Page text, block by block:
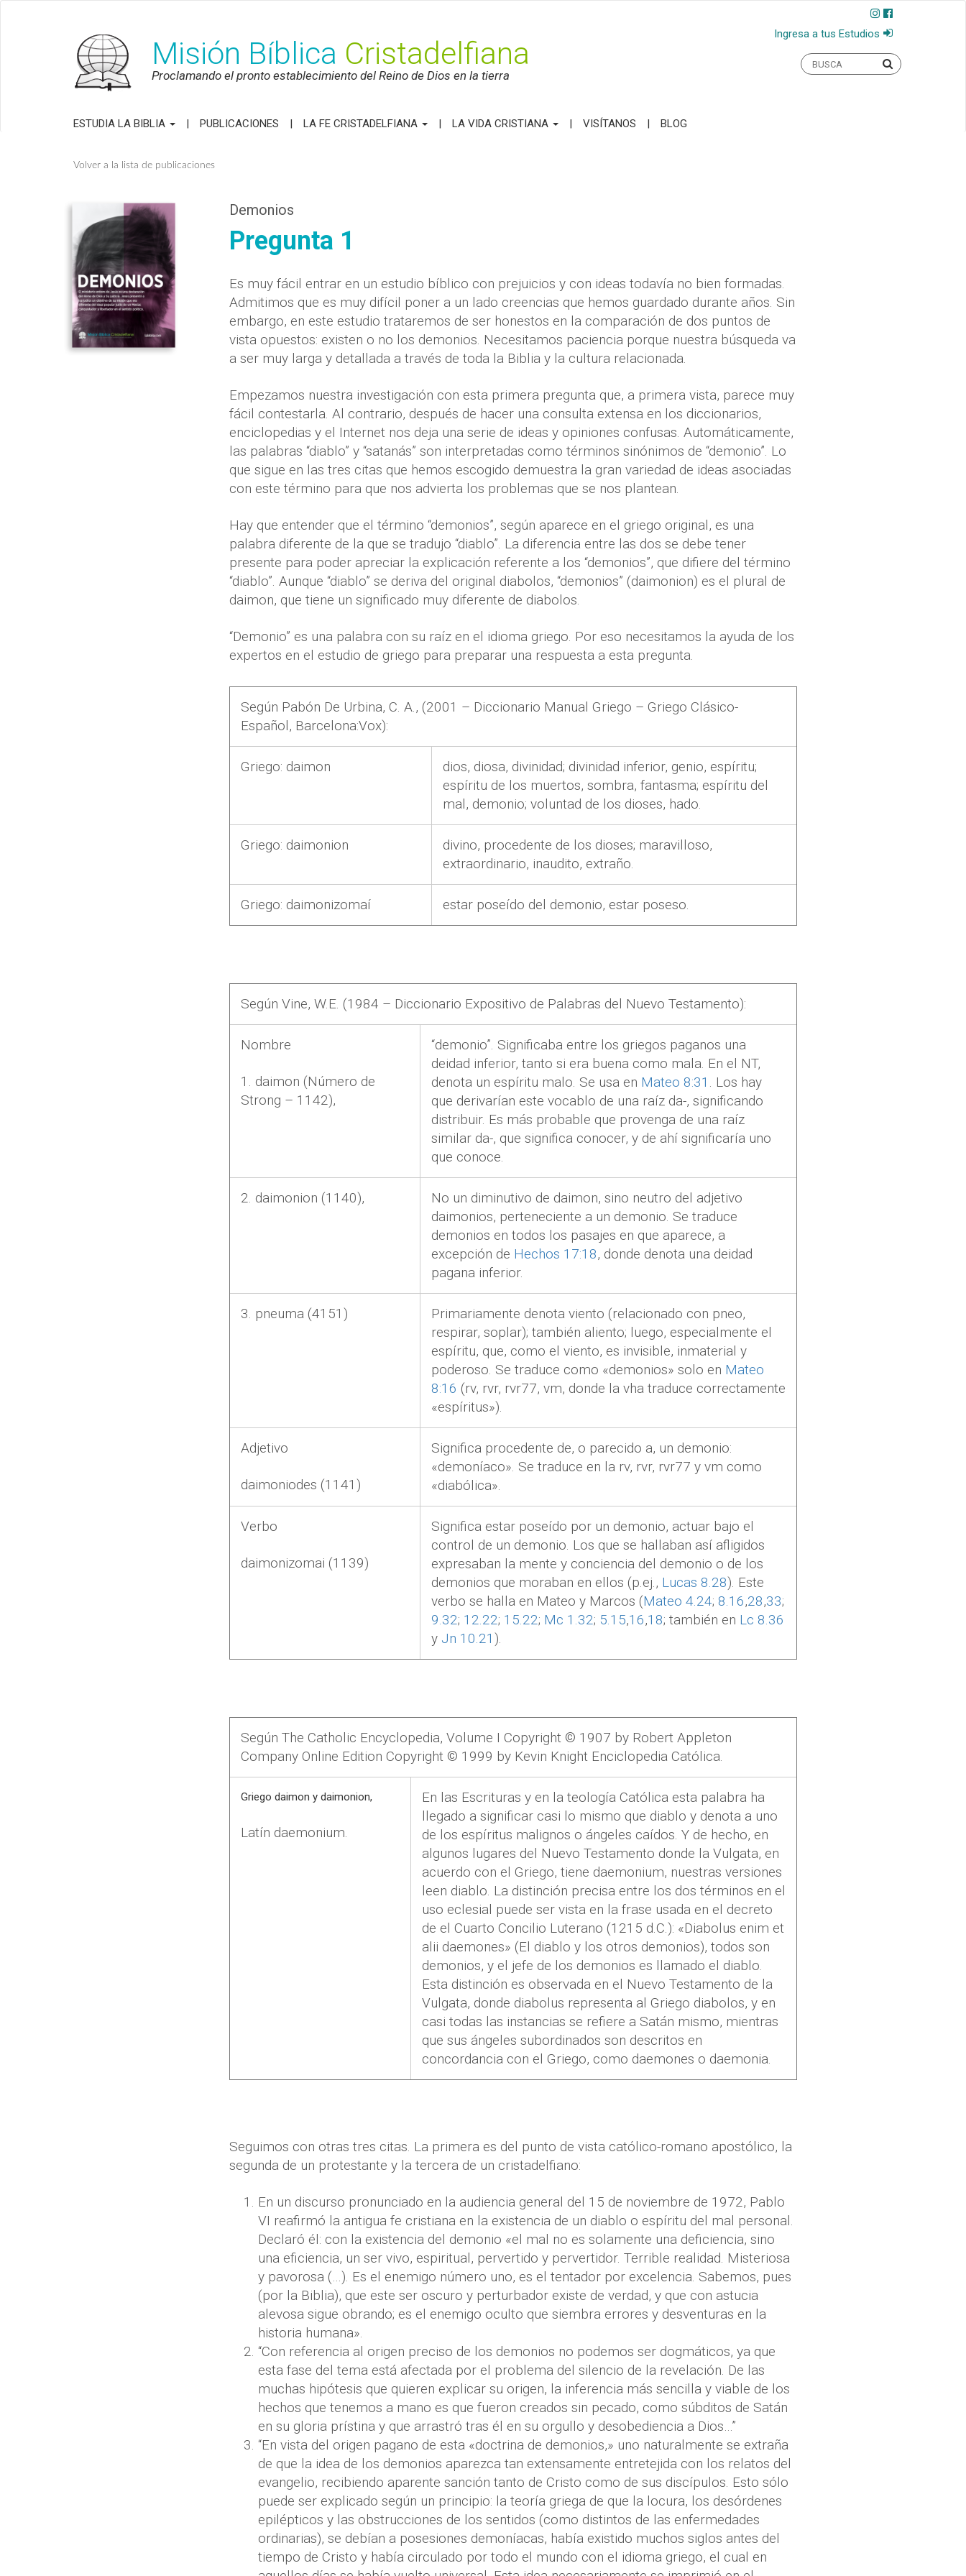
Misión Bíblica Cristadelfiana
Proclamando el pronto establecimiento del Reino de Dios en la tierra
Ingresa a tus Estudios
ESTUDIA LA BIBLIA PUBLICACIONES LA FE CRISTADELFIANA LA VIDA CRISTIANA VISÍTANOS BLOG
Volver a la lista de publicaciones
Demonios
Pregunta 1
Es muy fácil entrar en un estudio bíblico con prejuicios y con ideas todavía no bien formadas.
Admitimos que es muy difícil poner a un lado creencias que hemos guardado durante años. Sin
embargo, en este estudio trataremos de ser honestos en la comparación de dos puntos de
vista opuestos: existen o no los demonios. Necesitamos paciencia porque nuestra búsqueda va
a ser muy larga y detallada a través de toda la Biblia y la cultura relacionada.
Empezamos nuestra investigación con esta primera pregunta que, a primera vista, parece muy
fácil contestarla. Al contrario, después de hacer una consulta extensa en los diccionarios,
enciclopedias y el Internet nos deja una serie de ideas y opiniones confusas. Automáticamente,
las palabras “diablo” y “satanás” son interpretadas como términos sinónimos de “demonio”. Lo
que sigue en las tres citas que hemos escogido demuestra la gran variedad de ideas asociadas
con este término para que nos advierta los problemas que se nos plantean.
Hay que entender que el término “demonios”, según aparece en el griego original, es una
palabra diferente de la que se tradujo “diablo”. La diferencia entre las dos se debe tener
presente para poder apreciar la explicación referente a los “demonios”, que difiere del término
“diablo”. Aunque “diablo” se deriva del original diabolos, “demonios” (daimonion) es el plural de
daimon, que tiene un significado muy diferente de diabolos.
“Demonio” es una palabra con su raíz en el idioma griego. Por eso necesitamos la ayuda de los
expertos en el estudio de griego para preparar una respuesta a esta pregunta.
Según Pabón De Urbina, C. A., (2001 – Diccionario Manual Griego – Griego Clásico-
Español, Barcelona:Vox):
Griego: daimon
dios, diosa, divinidad; divinidad inferior, genio, espíritu;
espíritu de los muertos, sombra, fantasma; espíritu del
mal, demonio; voluntad de los dioses, hado.
Griego: daimonion
divino, procedente de los dioses; maravilloso,
extraordinario, inaudito, extraño.
Griego: daimonizomaí estar poseído del demonio, estar poseso.
Según Vine, W.E. (1984 – Diccionario Expositivo de Palabras del Nuevo Testamento):
Nombre
1. daimon (Número de
Strong – 1142),
“demonio”. Significaba entre los griegos paganos una
deidad inferior, tanto si era buena como mala. En el NT,
denota un espíritu malo. Se usa en Mateo 8:31 . Los hay
que derivarían este vocablo de una raíz da-, significando
distribuir. Es más probable que provenga de una raíz
similar da-, que significa conocer, y de ahí significaría uno
que conoce.
2. daimonion (1140), No un diminutivo de daimon, sino neutro del adjetivo
daimonios, perteneciente a un demonio. Se traduce
demonios en todos los pasajes en que aparece, a
excepción de Hechos 17:18, donde denota una deidad
pagana inferior.
3. pneuma (4151 ) Primariamente denota viento (relacionado con pneo,
respirar, soplar); también aliento; luego, especialmente el
espíritu, que, como el viento, es invisible, inmaterial y
poderoso. Se traduce como «demonios» solo en Mateo
8:16 (rv, rvr, rvr77, vm, donde la vha traduce correctamente
«espíritus»).
Adjetivo
daimoniodes (1141 )
Significa procedente de, o parecido a, un demonio:
«demoníaco». Se traduce en la rv, rvr, rvr77 y vm como
«diabólica».
Verbo
daimonizomai (1139)
Significa estar poseído por un demonio, actuar bajo el
control de un demonio. Los que se hallaban así afligidos
expresaban la mente y conciencia del demonio o de los
demonios que moraban en ellos (p.ej., Lucas 8.28). Este
verbo se halla en Mateo y Marcos (Mateo 4.24; 8.16,28,33;
9.32; 12.22; 15.22; Mc 1.32; 5.15,16,18; también en Lc 8.36
y Jn 10.21 ).
Según The Catholic Encyclopedia, Volume I Copyright © 1907 by Robert Appleton
Company Online Edition Copyright © 1999 by Kevin Knight Enciclopedia Católica.
Griego daimon y daimonion,
Latín daemonium.
En las Escrituras y en la teología Católica esta palabra ha
llegado a significar casi lo mismo que diablo y denota a uno
de los espíritus malignos o ángeles caídos. Y de hecho, en
algunos lugares del Nuevo Testamento donde la Vulgata, en
acuerdo con el Griego, tiene daemonium, nuestras versiones
leen diablo. La distinción precisa entre los dos términos en el
uso eclesial puede ser vista en la frase usada en el decreto
de el Cuarto Concilio Luterano (1215 d.C.): «Diabolus enim et
alii daemones» (El diablo y los otros demonios), todos son
demonios, y el jefe de los demonios es llamado el diablo.
Esta distinción es observada en el Nuevo Testamento de la
Vulgata, donde diabolus representa al Griego diabolos, y en
casi todas las instancias se refiere a Satán mismo, mientras
que sus ángeles subordinados son descritos en
concordancia con el Griego, como daemones o daemonia.
Seguimos con otras tres citas. La primera es del punto de vista católico-romano apostólico, la
segunda de un protestante y la tercera de un cristadelfiano:
En un discurso pronunciado en la audiencia general del 15 de noviembre de 1972, Pablo
VI reafirmó la antigua fe cristiana en la existencia de un diablo o espíritu del mal personal.
Declaró él: con la existencia del demonio «el mal no es solamente una deficiencia, sino
una eficiencia, un ser vivo, espiritual, pervertido y pervertidor. Terrible realidad. Misteriosa
y pavorosa (…). Es el enemigo número uno, es el tentador por excelencia. Sabemos, pues
(por la Biblia), que este ser oscuro y perturbador existe de verdad, y que con astucia
alevosa sigue obrando; es el enemigo oculto que siembra errores y desventuras en la
historia humana».
“Con referencia al origen preciso de los demonios no podemos ser dogmáticos, ya que
esta fase del tema está afectada por el problema del silencio de la revelación. De las
muchas hipótesis que quieren explicar su origen, la inferencia más sencilla y viable de los
hechos que tenemos a mano es que fueron creados sin pecado, como súbditos de Satán
en su gloria prístina y que arrastró tras él en su orgullo y desobediencia a Dios…”
“En vista del origen pagano de esta «doctrina de demonios,» uno naturalmente se extraña
de que la idea de los demonios aparezca tan extensamente entretejida con los relatos del
evangelio, recibiendo aparente sanción tanto de Cristo como de sus discípulos. Esto sólo
puede ser explicado según un principio: la teoría griega de que la locura, los desórdenes
epilépticos y las obstrucciones de los sentidos (como distintos de las enfermedades
ordinarias), se debían a posesiones demoníacas, había existido muchos siglos antes del
tiempo de Cristo y había circulado por todo el mundo con el idioma griego, el cual en